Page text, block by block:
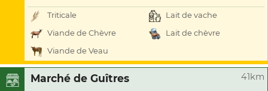
Triticale
Lait de vache
Viande de Chèvre
Lait de chèvre
Viande de Veau
Marché de Guîtres 41km